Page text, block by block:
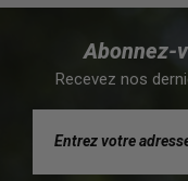
Abonnez-
Recevez nos